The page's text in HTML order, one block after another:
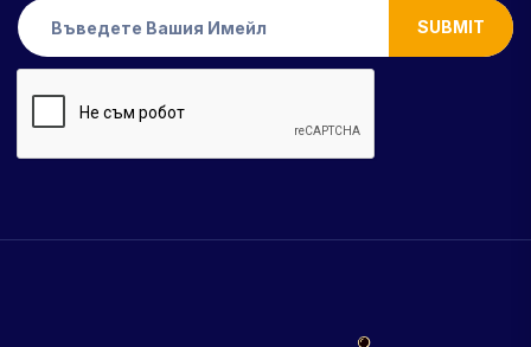
SUBMIT